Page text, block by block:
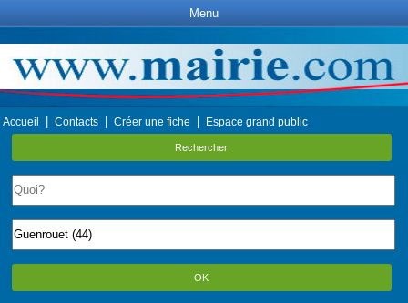
Menu
Accueil Contacts Créer une fiche Espace grand public
Rechercher
OK